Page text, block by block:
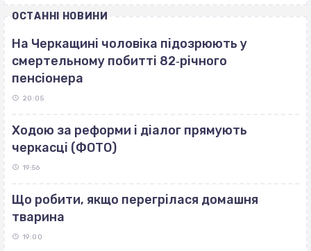
ОСТАННІ НОВИНИ
На Черкащині чоловіка підозрюють у
смертельному побитті 82‐річного
пенсіонера
20:05
Ходою за реформи і діалог прямують
черкасці (ФОТО)
19:56
Що робити, якщо перегрілася домашня
тварина
19:00